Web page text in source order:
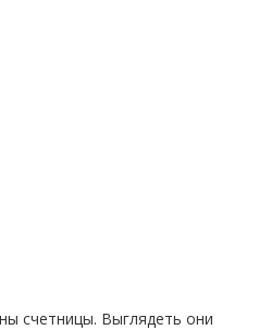
счетницы. Выглядеть они